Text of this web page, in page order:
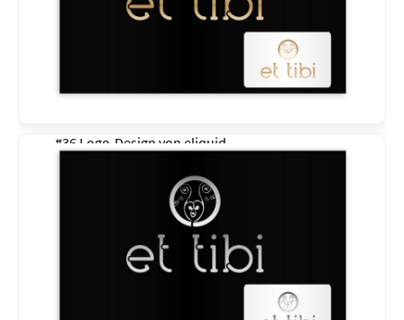
#36 Logo-Design von eliquid